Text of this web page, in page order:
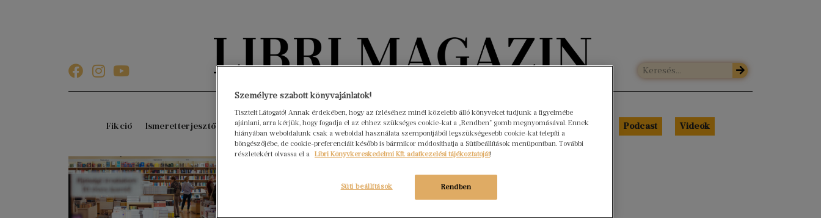
Könyvektől az olvasókig
Fikció Ismeretterjesztő Gyerekkönyvek Interjúk Beleolvasó A hónap könyvei HÍREK Libri Portré Podcast Videók
Személyre szabott könyvajánlatok!
Tisztelt Látogató! Annak érdekében, hogy az ízléséhez minél közelebb álló könyveket tudjunk a figyelmébe
ajánlani, arra kérjük, hogy fogadja el az ehhez szükséges cookie-kat a „Rendben” gomb megnyomásával. Ennek
hiányában weboldalunk csak a weboldal használata szempontjából legszükségesebb cookie-kat telepíti a
böngészőjébe, de cookie-preferenciáit később is bármikor módosíthatja a Sütibeállítások menüpontban. További
részletekért olvassa el a Libri Könyvkereskedelmi Kft. adatkezelési tájékoztatóját!
Rendben
Süti beállítások